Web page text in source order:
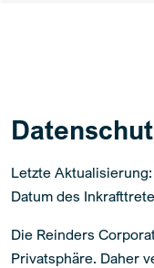
Letzte
Datum des
Die Reinders
Privatsphäre. Daher